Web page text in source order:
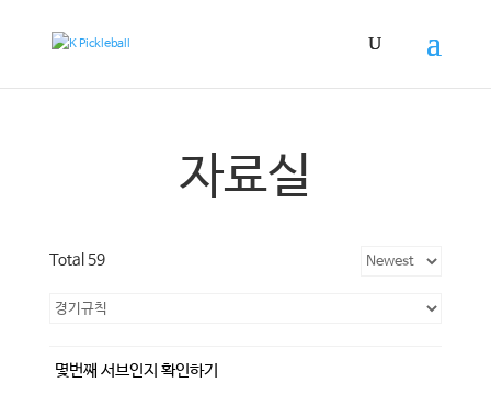
자료실
Total 59
몇번째 서브인지 확인하기